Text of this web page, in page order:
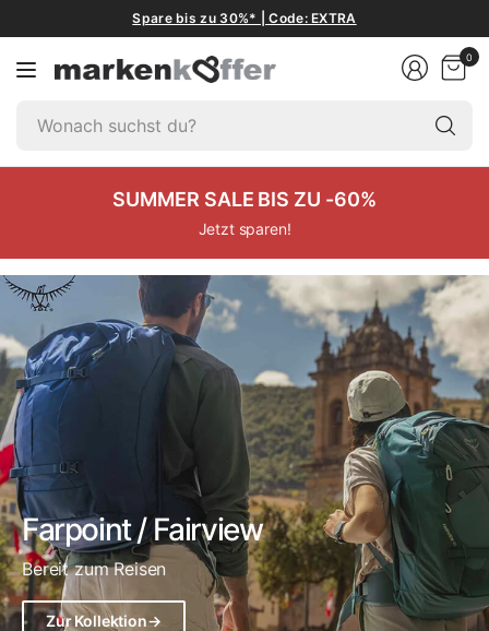
Spare bis zu 30%* | Code: EXTRA
0
SUMMER SALE BIS ZU -60%
Jetzt sparen!
Farpoint / Fairview
Bereit zum Reisen
Zur Kollektion→